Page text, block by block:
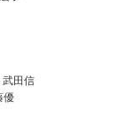
武田信
優